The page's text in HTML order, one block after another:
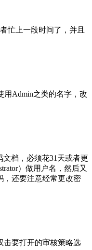
忙上一段时间了，并且
用Admin之类的名字，改
档，必须花31天或者更
）做用户名，然后又
，还要注意经常更改密
击要打开的审核策略选